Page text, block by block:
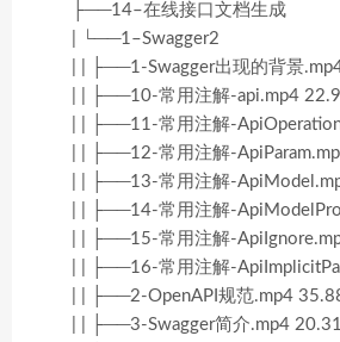
├──14–在线接口文档生成
| └──1–Swagger2
| | ├──1-Swagger出现的背景
| | ├──10-常用注解-api.mp4
| | ├──11-常用注解-
| | ├──12-常用注解-
| | ├──13-常用注解-
| | ├──14-常用注解-
| | ├──15-常用注解-
| | ├──16-常用注解-
| | ├──2-OpenAPI规范.mp4
| | ├──3-Swagger简介.mp4